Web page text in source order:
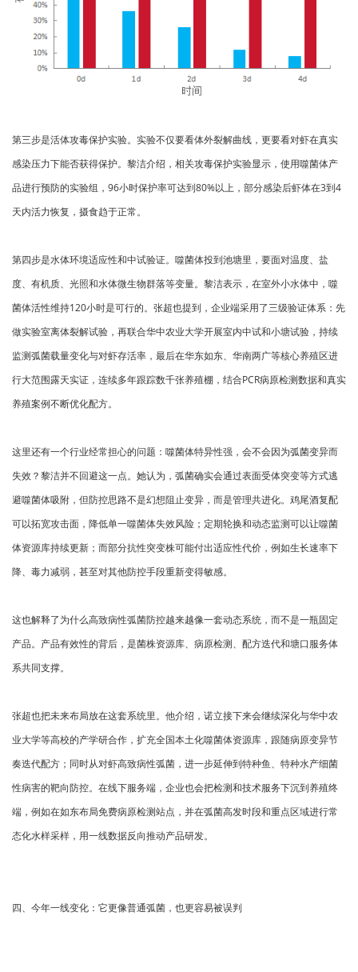
第三步是活体攻毒保护实验。实验不仅要看体外裂解曲线，更要看对虾在真实
感染压力下能否获得保护。黎洁介绍，相关攻毒保护实验显示，使用噬菌体产
品进行预防的实验组，96小时保护率可达到80%以上，部分感染后虾体在3到4
天内活力恢复，摄食趋于正常。
第四步是水体环境适应性和中试验证。噬菌体投到池塘里，要面对温度、盐
度、有机质、光照和水体微生物群落等变量。黎洁表示，在室外小水体中，噬
菌体活性维持120小时是可行的。张超也提到，企业端采用了三级验证体系：先
做实验室离体裂解试验，再联合华中农业大学开展室内中试和小塘试验，持续
监测弧菌载量变化与对虾存活率，最后在华东如东、华南两广等核心养殖区进
行大范围露天实证，连续多年跟踪数千张养殖棚，结合PCR病原检测数据和真实
养殖案例不断优化配方。
这里还有一个行业经常担心的问题：噬菌体特异性强，会不会因为弧菌变异而
失效？黎洁并不回避这一点。她认为，弧菌确实会通过表面受体突变等方式逃
避噬菌体吸附，但防控思路不是幻想阻止变异，而是管理共进化。鸡尾酒复配
可以拓宽攻击面，降低单一噬菌体失效风险；定期轮换和动态监测可以让噬菌
体资源库持续更新；而部分抗性突变株可能付出适应性代价，例如生长速率下
降、毒力减弱，甚至对其他防控手段重新变得敏感。
这也解释了为什么高致病性弧菌防控越来越像一套动态系统，而不是一瓶固定
产品。产品有效性的背后，是菌株资源库、病原检测、配方迭代和塘口服务体
系共同支撑。
张超也把未来布局放在这套系统里。他介绍，诺立接下来会继续深化与华中农
业大学等高校的产学研合作，扩充全国本土化噬菌体资源库，跟随病原变异节
奏迭代配方；同时从对虾高致病性弧菌，进一步延伸到特种鱼、特种水产细菌
性病害的靶向防控。在线下服务端，企业也会把检测和技术服务下沉到养殖终
端，例如在如东布局免费病原检测站点，并在弧菌高发时段和重点区域进行常
态化水样采样，用一线数据反向推动产品研发。
四、今年一线变化：它更像普通弧菌，也更容易被误判